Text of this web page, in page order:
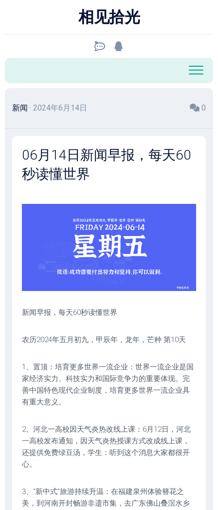
相见拾光
新闻 · 2024年6月14日 0
06月14日新闻早报，每天60
秒读懂世界
新闻早报，每天60秒读懂世界
农历2024年五月初九，甲辰年，龙年，芒种 第10天
1、置顶：培育更多世界一流企业：世界一流企业是国
家经济实力、科技实力和国际竞争力的重要体现。完
善中国特色现代企业制度，培育更多世界一流企业具
有重大意义。
2、河北一高校因天气炎热改线上课：6月12日，河北
一高校发布通知，因天气炎热授课方式改成线上课，
还提供免费绿豆汤，学生：听到这个消息大家都很开
心。
3、“新中式”旅游持续升温：在福建泉州体验簪花之
美，到河南开封畅游非遗市集，去广东佛山叠滘水乡